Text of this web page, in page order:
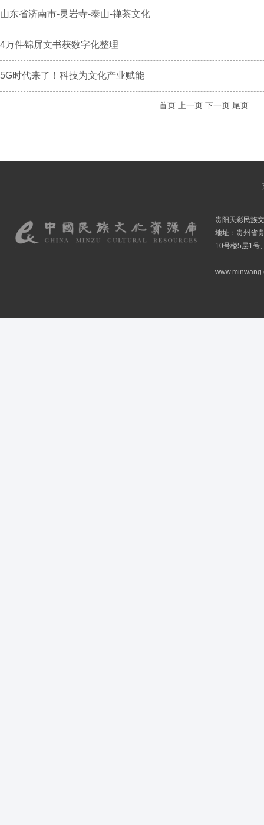
山东省济南市-灵岩寺-泰山-禅茶文化
4万件锦屏文书获数字化整理
5G时代来了！科技为文化产业赋能
首页 上一页 下一页 尾页
贵阳天彩民族
地址：贵州省
10号楼5层1号